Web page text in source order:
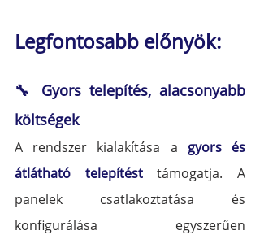
Legfontosabb előnyök:
🔧 Gyors telepítés, alacsonyabb
költségek
A rendszer kialakítása a gyors és
átlátható telepítést támogatja. A
panelek csatlakoztatása és
konfigurálása egyszerűen